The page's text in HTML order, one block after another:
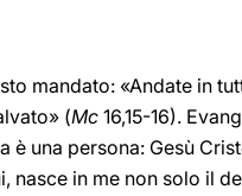
mandato: «Andate in
(Mc 16,15-16).
è una persona: Gesù
in me non solo il